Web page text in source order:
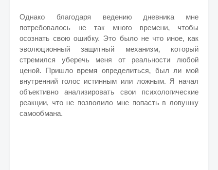
Однако благодаря ведению дневника мне
потребовалось не так много времени, чтобы
осознать свою ошибку. Это было не что иное, как
эволюционный защитный механизм, который
стремился уберечь меня от реальности любой
ценой. Пришло время определиться, был ли мой
внутренний голос истинным или ложным. Я начал
объективно анализировать свои психологические
реакции, что не позволило мне попасть в ловушку
самообмана.